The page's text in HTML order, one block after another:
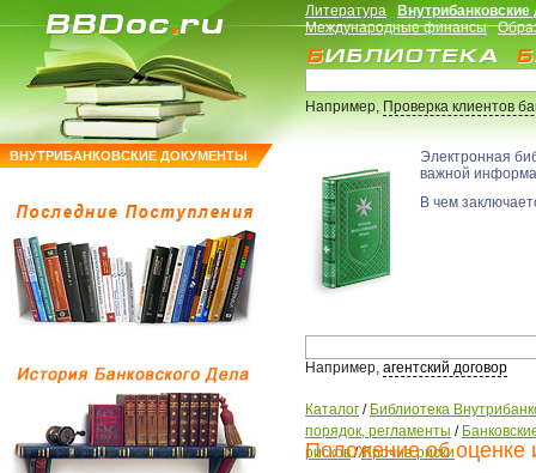
ВНУТРИБАНКОВСКИЕ ДОКУМЕНТЫ
Литература
Международные финансы
Например,Проверка клиентов
Электронная
важной
В чем
Например, агентский договор
Каталог / Библиотека
порядок, регламенты /
рисков/Прочие риски
Положение об оценке